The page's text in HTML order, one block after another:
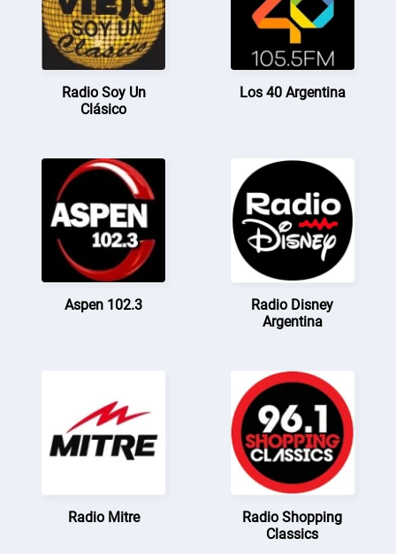
Radio Soy Un
Clásico
Los 40 Argentina
Aspen 102.3
Radio Disney
Argentina
Radio Mitre
Radio Shopping
Classics